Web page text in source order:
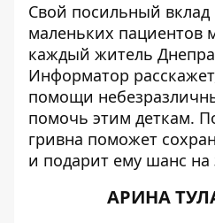
Свой посильный вклад
маленьких пациентов
каждый житель
Информатор
помощи
помочь этим деткам.
гривна поможет
и подарит ему шанс на
АРИНА